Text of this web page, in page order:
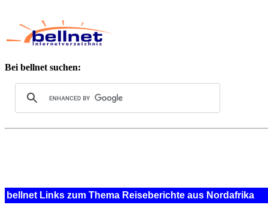
Bei bellnet suchen:
bellnet Links zum Thema Reiseberichte aus Nordafrika